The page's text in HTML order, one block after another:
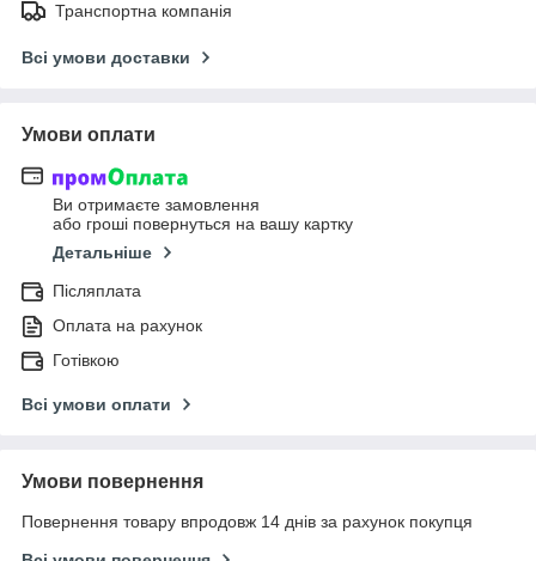
Транспортна компанія
Всі умови доставки
Умови оплати
Ви отримаєте замовлення
або гроші повернуться на вашу картку
Детальніше
Післяплата
Оплата на рахунок
Готівкою
Всі умови оплати
Умови повернення
Повернення товару впродовж 14 днів за рахунок покупця